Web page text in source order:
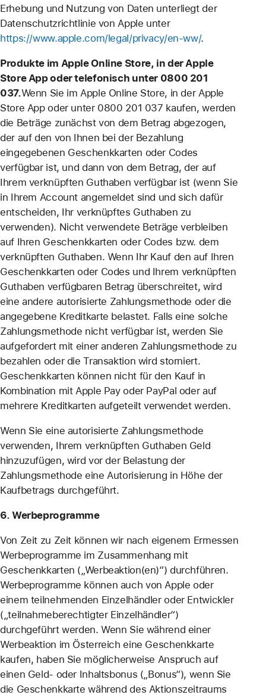
Erhebung und Nutzung von Daten unterliegt der
Datenschutzrichtlinie von Apple unter
https://www.apple.com/legal/privacy/en-ww/.
Produkte im Apple Online Store, in der Apple
Store App oder telefonisch unter 0800 201
037.Wenn Sie im Apple Online Store, in der Apple
Store App oder unter 0800 201 037 kaufen, werden
die Beträge zunächst von dem Betrag abgezogen,
der auf den von Ihnen bei der Bezahlung
eingegebenen Geschenkkarten oder Codes
verfügbar ist, und dann von dem Betrag, der auf
Ihrem verknüpften Guthaben verfügbar ist (wenn Sie
in Ihrem Account angemeldet sind und sich dafür
entscheiden, Ihr verknüpftes Guthaben zu
verwenden). Nicht verwendete Beträge verbleiben
auf Ihren Geschenkkarten oder Codes bzw. dem
verknüpften Guthaben. Wenn Ihr Kauf den auf Ihren
Geschenkkarten oder Codes und Ihrem verknüpften
Guthaben verfügbaren Betrag überschreitet, wird
eine andere autorisierte Zahlungsmethode oder die
angegebene Kreditkarte belastet. Falls eine solche
Zahlungsmethode nicht verfügbar ist, werden Sie
aufgefordert mit einer anderen Zahlungsmethode zu
bezahlen oder die Transaktion wird storniert.
Geschenkkarten können nicht für den Kauf in
Kombination mit Apple Pay oder PayPal oder auf
mehrere Kreditkarten aufgeteilt verwendet werden.
Wenn Sie eine autorisierte Zahlungsmethode
verwenden, Ihrem verknüpften Guthaben Geld
hinzuzufügen, wird vor der Belastung der
Zahlungsmethode eine Autorisierung in Höhe der
Kaufbetrags durchgeführt.
6. Werbeprogramme
Von Zeit zu Zeit können wir nach eigenem Ermessen
Werbeprogramme im Zusammenhang mit
Geschenkkarten („Werbeaktion(en)“) durchführen.
Werbeprogramme können auch von Apple oder
einem teilnehmenden Einzelhändler oder Entwickler
(„teilnahmeberechtigter Einzelhändler“)
durchgeführt werden. Wenn Sie während einer
Werbeaktion im Österreich eine Geschenkkarte
kaufen, haben Sie möglicherweise Anspruch auf
einen Geld- oder Inhaltsbonus („Bonus“), wenn Sie
die Geschenkkarte während des Aktionszeitraums